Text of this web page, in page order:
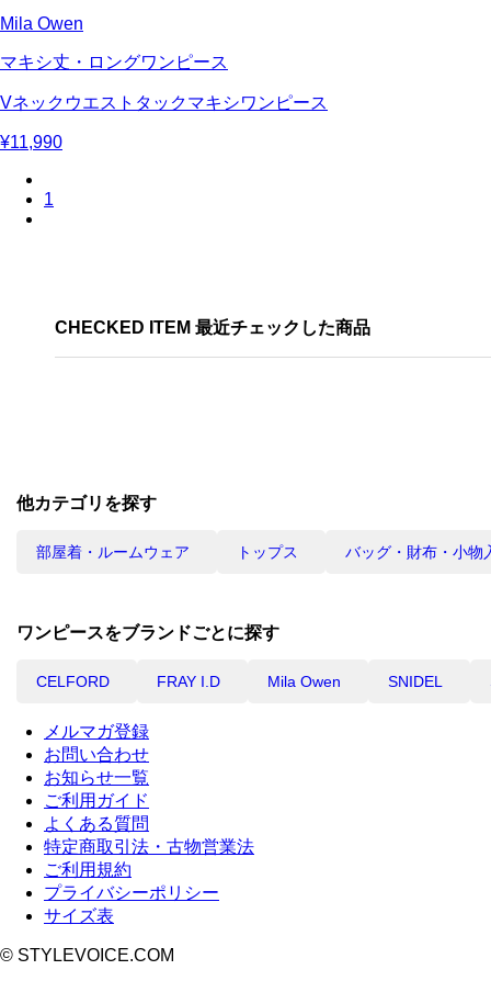
Mila Owen
マキシ丈・ロングワンピース
Vネックウエストタックマキシワンピース
¥11,990
1
CHECKED ITEM 最近チェックした商品
他カテゴリを探す
トップス
部屋着・ルームウェア バッグ・財布・小物
ワンピースをブランドごとに探す
CELFORD FRAY I.D Mila Owen SNIDEL
メルマガ登録
お問い合わせ
お知らせ一覧
ご利用ガイド
よくある質問
特定商取引法・古物営業法
ご利用規約
プライバシーポリシー
サイズ表
© STYLEVOICE.COM